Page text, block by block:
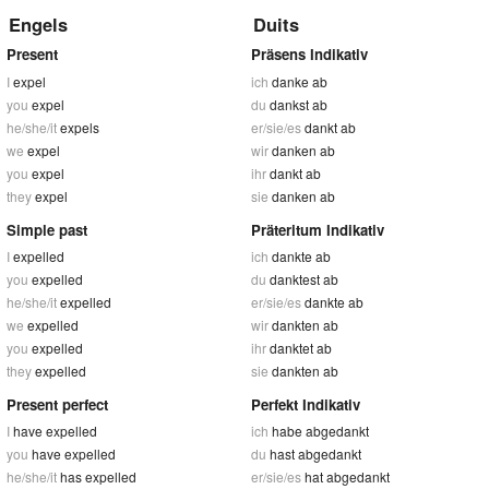
Engels Duits
Present
Iexpel
you expel
he/she/itexpels
we expel
you expel
theyexpel
Präsens Indikativ
ich danke ab
du dankst ab
er/sie/esdankt ab
wirdanken ab
ihrdankt ab
sie danken ab
Simple past
Iexpelled
you expelled
he/she/itexpelled
we expelled
you expelled
theyexpelled
Präteritum Indikativ
ich dankte ab
du danktest ab
er/sie/esdankte ab
wirdankten ab
ihrdanktet ab
sie dankten ab
Present perfect
Ihave expelled
you have expelled
he/she/ithas expelled
Perfekt Indikativ
ich habe abgedankt
du hast abgedankt
er/sie/eshat abgedankt